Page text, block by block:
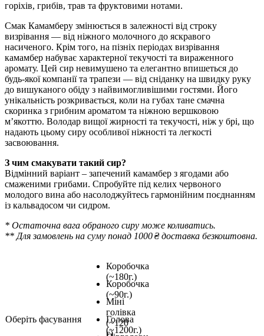
горіхів, грибів, трав та фруктовими нотами.
Смак Камамберу змінюється в залежності від строку
визрівання — від ніжного молочного до яскравого
насиченого. Крім того, на пізніх періодах визрівання
камамбер набуває характерної текучості та вираженного
аромату. Цей сир невимушено та елегантно впишеться до
будь-якої компанії та трапези — від сніданку на швидку руку
до вишуканого обіду з найвимогливішими гостями. Його
унікальність розкривається, коли на губах тане смачна
скоринка з грибним ароматом та ніжною вершковою
м’якоттю. Володар вищої жирності та текучості, ніж у брі, що
надають цьому сиру особливої ніжності та легкості
засвоювання.
З чим смакувати такий сир?
Відмінний варіант – запечений камамбер з ягодами або
смаженими грибами. Спробуйте під келих червоного
молодого вина або насолоджуйтесь гармонійним поєднанням
із кальвадосом чи сидром.
* Остаточна вага обраного сиру може коливатись.
** Для замовлень на суму понад 1000 ₴ доставка безкоштовна.
Оберіть фасування
Коробочка
(~180г.)
Коробочка
(~90г.)
Міні
голівка
(~120
г)
Голова
(~1200г.)